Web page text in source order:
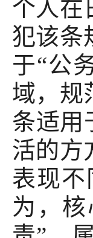
个人在
犯该条
于“公
域，规
条适用
活的方
表现不
为，